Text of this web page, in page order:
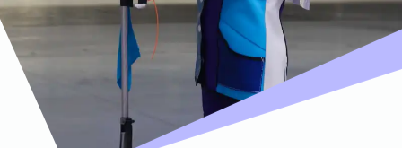
Wohnungsschutzbrief
Produktübersicht
Gewässerschadenhaftpflicht
Produktübersicht
Produktübersicht
Reisehaftpflichtversicherung
Reiserücktrittsversicherung
Zur
Produktübersicht
Zur
Produktübersicht
Zur
Produktübersicht
Montageversicherung
Zur
Produktübersicht
Gruppenunfall für
Kunstversicherung
Ausstellungsversicherung
Valorenversicherung